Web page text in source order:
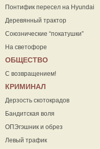
Понтифик пересел на Hyundai
Деревянный трактор
Союзнические “покатушки”
На светофоре
ОБЩЕСТВО
С возвращением!
КРИМИНАЛ
Дерзость скотокрадов
Бандитская воля
ОПЭгэшник и обрез
Левый трафик